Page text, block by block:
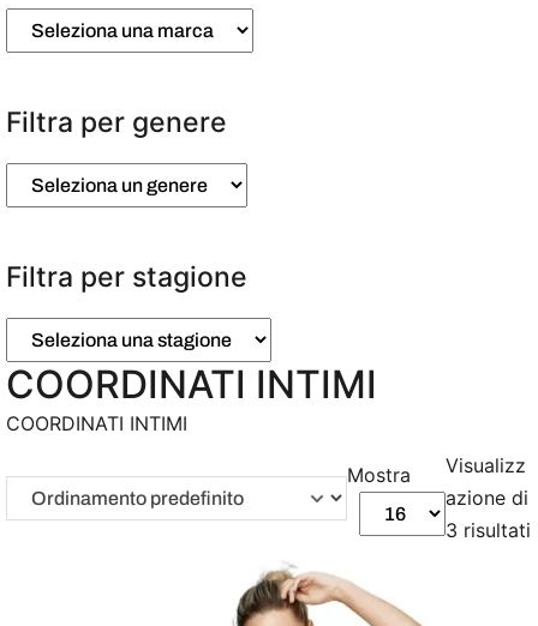
Filtra per genere
Filtra per stagione
COORDINATI INTIMI
COORDINATI INTIMI
Mostra
Visualizz
azione di
3 risultati